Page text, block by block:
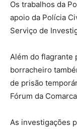
Os trabalhos da
apoio da Polícia
Serviço de
Além do flagrante
borracheiro
de prisão
Fórum da
As investigações